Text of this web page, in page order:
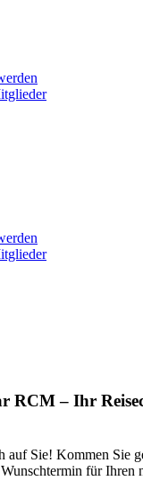
RCM – Ihr
auf Sie! Kommen Sie
für Ihren